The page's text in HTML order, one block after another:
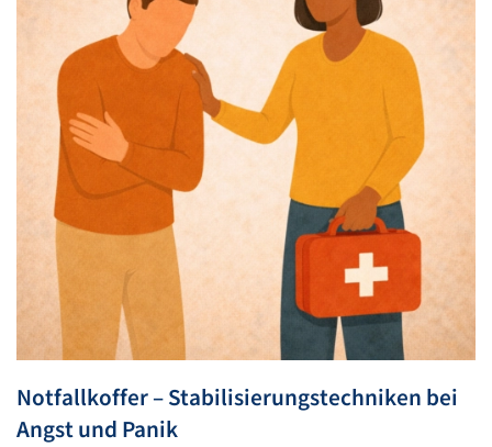
Notfallkoffer – Stabilisierungstechniken bei
Angst und Panik